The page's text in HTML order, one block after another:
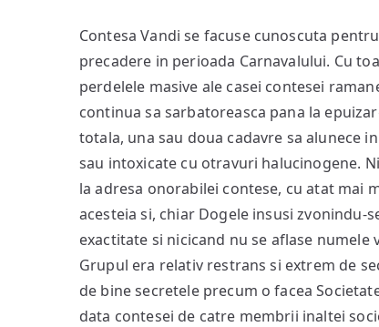
Contesa Vandi se facuse cunoscuta
precadere in perioada Carnavalului. Cu
perdelele masive ale casei contesei
continua sa sarbatoreasca pana la
totala, una sau doua cadavre sa alunece
sau intoxicate cu otravuri halucinogene.
la adresa onorabilei contese, cu atat mai
acesteia si, chiar Dogele insusi zvonindu-
exactitate si nicicand nu se aflase
Grupul era relativ restrans si extrem de
de bine secretele precum o facea
data contesei de catre membrii inaltei